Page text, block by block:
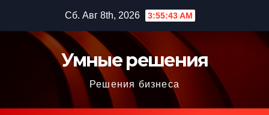
содержимому
Сб. Авг 8th, 2026 3:55:44 AM
Умные решения
Решения бизнеса